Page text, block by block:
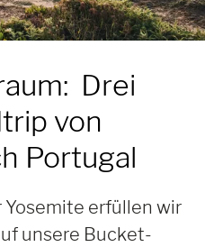
Drei
von
Portugal
erfüllen wir
unsere Bucket-